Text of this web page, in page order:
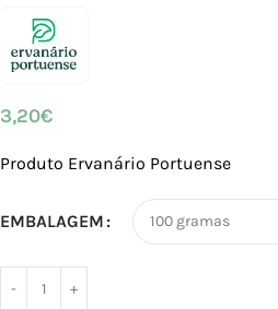
3,20€
Produto Ervanário Portuense
EMBALAGEM